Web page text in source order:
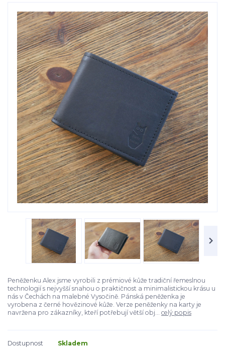
Peněženku Alex jsme vyrobili z prémiové kůže tradiční řemeslnou
technologií s nejvyšší snahou o praktičnost a minimalistickou krásu u
nás v Čechách na malebné Vysočině. Pánská peněženka je
vyrobena z černé hovězinové kůže. Verze peněženky na karty je
navržena pro zákazníky, kteří potřebují větší obj... celý popis
Dostupnost Skladem